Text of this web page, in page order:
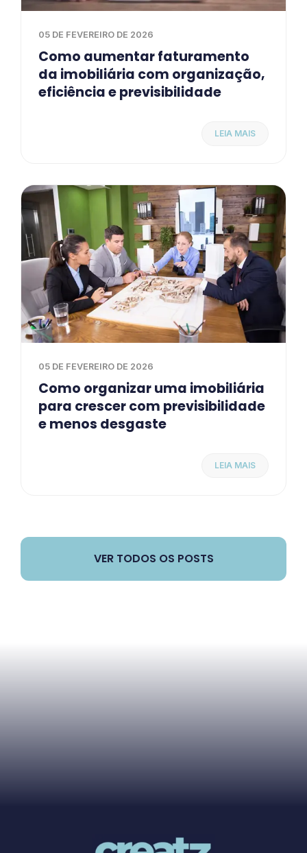
05 DE FEVEREIRO DE 2026
Como aumentar faturamento
da imobiliária com organização,
eficiência e previsibilidade
LEIA MAIS
05 DE FEVEREIRO DE 2026
Como organizar uma imobiliária
para crescer com previsibilidade
e menos desgaste
LEIA MAIS
VER TODOS OS POSTS